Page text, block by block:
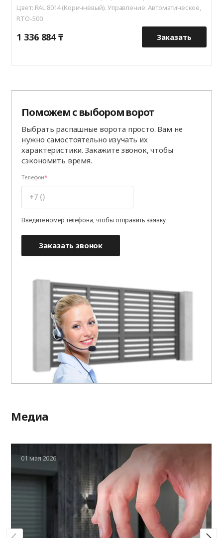
Цвет: RAL 8014 (Коричневый). Управление: Автоматическое,
RTO-500.
1 336 884 ₸ Заказать
Поможем с выбором ворот
Выбрать распашные ворота просто. Вам не
нужно самостоятельно изучать их
характеристики. Закажите звонок, чтобы
сэкономить время.
Телефон
Введите номер телефона, чтобы отправить заявку
Заказать звонок
Медиа
01 мая 2026